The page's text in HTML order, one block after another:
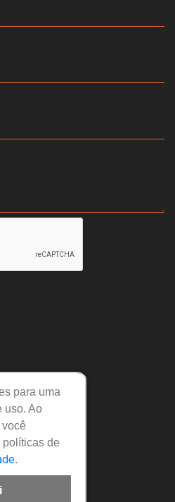
para uma
uso. Ao
políticas de
.